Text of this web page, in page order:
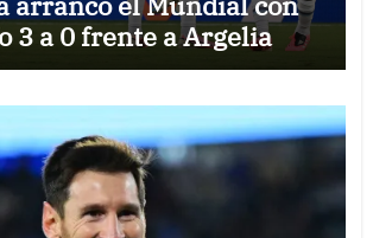
3 a 0 frente a Argelia